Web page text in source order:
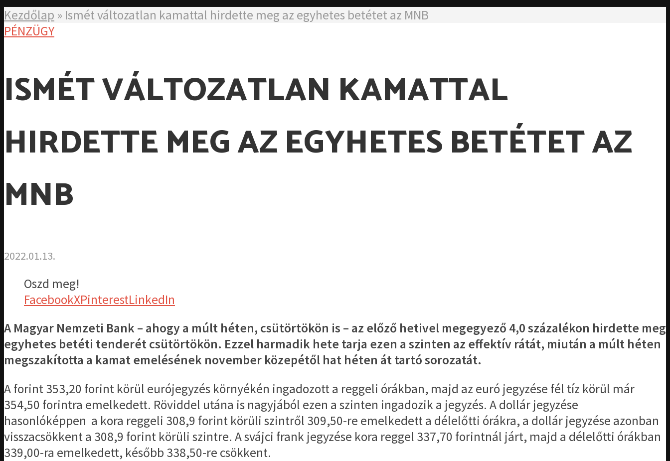
Kezdőlap » Ismét változatlan kamattal hirdette meg az egyhetes betétet az MNB
PÉNZÜGY
ISMÉT VÁLTOZATLAN KAMATTAL
HIRDETTE MEG AZ EGYHETES BETÉTET AZ
MNB
2022.01.13.
Oszd meg!
FacebookXPinterestLinkedIn
A Magyar Nemzeti Bank – ahogy a múlt héten, csütörtökön is – az előző hetivel megegyező 4,0 százalékon hirdette meg
egyhetes betéti tenderét csütörtökön. Ezzel harmadik hete tarja ezen a szinten az effektív rátát, miután a múlt héten
megszakította a kamat emelésének november közepétől hat héten át tartó sorozatát.
A forint 353,20 forint körül eurójegyzés környékén ingadozott a reggeli órákban, majd az euró jegyzése fél tíz körül már
354,50 forintra emelkedett. Röviddel utána is nagyjából ezen a szinten ingadozik a jegyzés. A dollár jegyzése
hasonlóképpen a kora reggeli 308,9 forint körüli szintről 309,50-re emelkedett a délelőtti órákra, a dollár jegyzése azonban
visszacsökkent a 308,9 forint körüli szintre. A svájci frank jegyzése kora reggel 337,70 forintnál járt, majd a délelőtti órákban
339,00-ra emelkedett, később 338,50-re csökkent.